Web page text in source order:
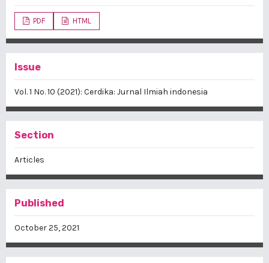
PDF HTML
Issue
Vol. 1 No. 10 (2021): Cerdika: Jurnal Ilmiah indonesia
Section
Articles
Published
October 25, 2021